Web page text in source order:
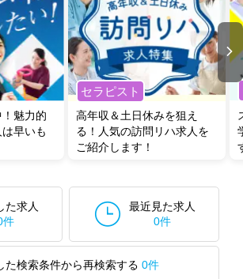
魅力的
早いも
セラピスト
高年収＆土日休みを狙え
る！人気の訪問リハ求人を
ご紹介します！
た求人
件
最近見た求人
0件
た検索条件から再検索する 0件